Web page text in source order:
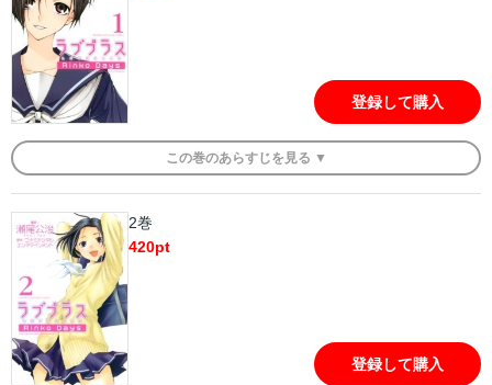
彼女の素顔をほんの少し知った時、僕の中で何かが動いた。『ラブ
プラス』のリンコをメインに描いた楽しくも切ない恋愛物語！
登録して購入
この巻のあらすじを 見る ▼
2巻
420pt
登録して購入